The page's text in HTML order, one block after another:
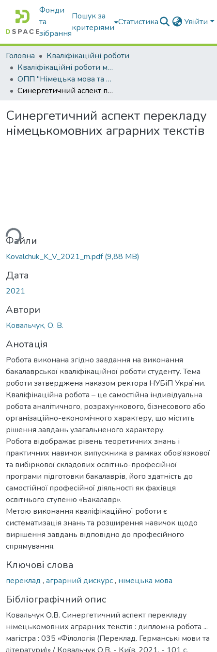
Фонди
та
зібрання
Пошук за
критеріями
Статистика Увійти
Головна
Кваліфікаційні роботи
Кваліфікаційні роботи магістрів
ОПП "Німецька мова та друга іноземна мова"
Синергетичний аспект перекладу німецькомовних аграрних текстів
Синергетичний аспект перекладу
німецькомовних аграрних текстів
Файли
Kovalchuk_K_V_2021_m.pdf(9,88 MB)
Дата
2021
Автори
Ковальчук, О. В.
Анотація
Робота виконана згідно завдання на виконання
бакалаврської кваліфікаційної роботи студенту. Тема
роботи затверджена наказом ректора НУБіП України.
Кваліфікаційна робота – це самостійна індивідуальна
робота аналітичного, розрахункового, бізнесового або
організаційно-економічного характеру, що містить
рішення завдань узагальненого характеру.
Робота відображає рівень теоретичних знань і
практичних навичок випускника в рамках обов’язкової
та вибіркової складових освітньо-професійної
програми підготовки бакалаврів, його здатність до
самостійної професійної діяльності як фахівця
освітнього ступеню «Бакалавр».
Метою виконання кваліфікаційної роботи є
систематизація знань та розширення навичок щодо
вирішення завдань відповідно до професійного
спрямування.
Ключові слова
переклад , аграрний дискурс, німецька мова
Бібліографічний опис
Ковальчук О.В. Синергетичний аспект перекладу
німецькомовних аграрних текстів : дипломна робота ...
магістра : 035 «Філологія (Переклад. Германські мови та